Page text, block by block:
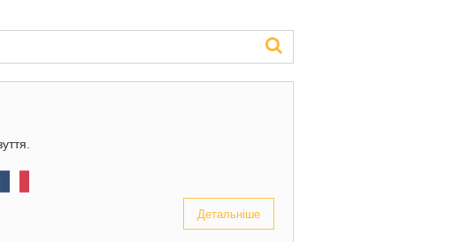
Детальніше